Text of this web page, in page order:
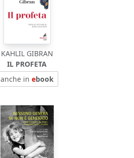
KAHLIL GIBRAN
IL PROFETA
anche in ebook